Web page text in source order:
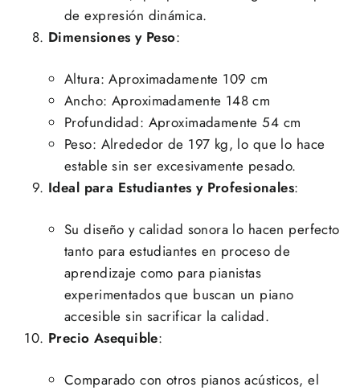
de expresión dinámica.
Dimensiones y Peso:
Altura: Aproximadamente 109 cm
Ancho: Aproximadamente 148 cm
Profundidad: Aproximadamente 54 cm
Peso: Alrededor de 197 kg, lo que lo hace
estable sin ser excesivamente pesado.
Ideal para Estudiantes y Profesionales:
Su diseño y calidad sonora lo hacen perfecto
tanto para estudiantes en proceso de
aprendizaje como para pianistas
experimentados que buscan un piano
accesible sin sacrificar la calidad.
Precio Asequible:
Comparado con otros pianos acústicos, el